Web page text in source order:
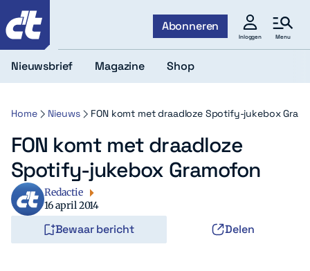
Abonneren
Inloggen Menu
Nieuwsbrief Magazine Shop
Home Nieuws FON komt met draadloze Spotify-jukebox
FON komt met draadloze
Spotify-jukebox Gramofon
Redactie
16 april 2014
Bewaar bericht Delen